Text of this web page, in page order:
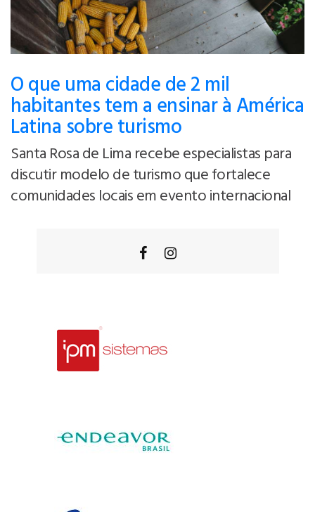
O que uma cidade de 2 mil
habitantes tem a ensinar à América
Latina sobre turismo
Santa Rosa de Lima recebe especialistas para
discutir modelo de turismo que fortalece
comunidades locais em evento internacional